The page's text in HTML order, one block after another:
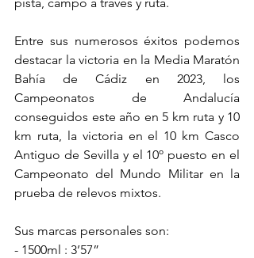
Entre sus numerosos éxitos podemos
destacar la victoria en la Media Maratón
Bahía de Cádiz en 2023, los
Campeonatos de Andalucía
conseguidos este año en 5 km ruta y 10
km ruta, la victoria en el 10 km Casco
Antiguo de Sevilla y el 10º puesto en el
Campeonato del Mundo Militar en la
prueba de relevos mixtos.
Sus marcas personales son:
- 1500ml : 3’57”